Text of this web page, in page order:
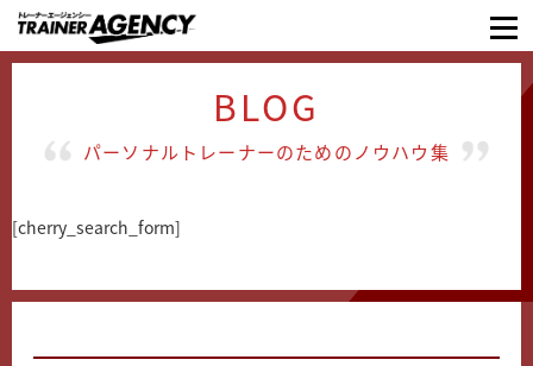
BLOG
パーソナルトレーナーのためのノウハウ集
[cherry_search_form]